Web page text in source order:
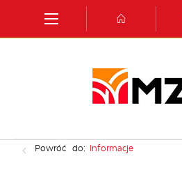
Przejdź do wyszukiwarki.
Przejdź do ustawień wielkości czcionki.
Włącz wersję kontrastową strony.
Powróć do: Informacje